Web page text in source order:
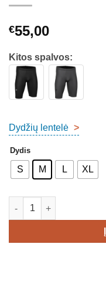
€55,00
Kitos spalvos:
Dydžių lentelė >
Dydis
S M L XL
produkto kiekis: